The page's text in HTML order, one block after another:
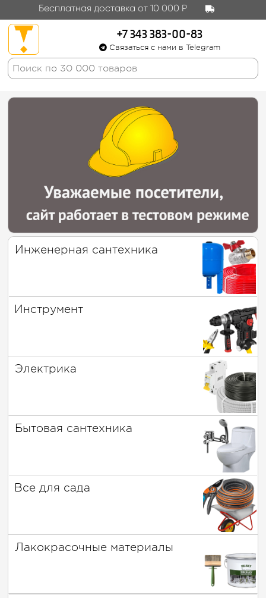
Бесплатная доставка от 10 000 Р
+7 343 383-00-83
Связаться с нами в Telegram
Инженерная сантехника
Инструмент
Электрика
Бытовая сантехника
Все для сада
Лакокрасочные материалы